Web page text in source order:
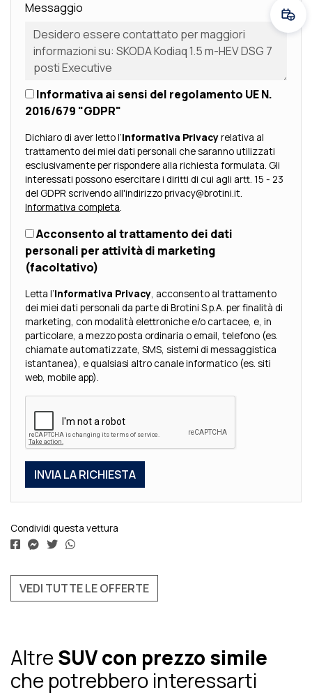
Messaggio
Informativa ai sensi del regolamento UE N.
2016/679 "GDPR"
Dichiaro di aver letto l’Informativa Privacyrelativa al
trattamento dei miei dati personali che saranno utilizzati
esclusivamente per rispondere alla richiesta formulata. Gli
interessati possono esercitare i diritti di cui agli artt. 15 - 23
del GDPR scrivendo all'indirizzo privacy@brotini.it.
Informativa completa.
Acconsento al trattamento dei dati
personali per attività di marketing
(facoltativo)
Letta l’Informativa Privacy, acconsento al trattamento
dei miei dati personali da parte di Brotini S.p.A. per finalità di
marketing, con modalità elettroniche e/o cartacee, e, in
particolare, a mezzo posta ordinaria o email, telefono (es.
chiamate automatizzate, SMS, sistemi di messaggistica
istantanea), e qualsiasi altro canale informatico (es. siti
web, mobile app).
Condividi questa vettura
VEDI TUTTE LE OFFERTE
AltreSUV con prezzo simile
che potrebbero interessarti